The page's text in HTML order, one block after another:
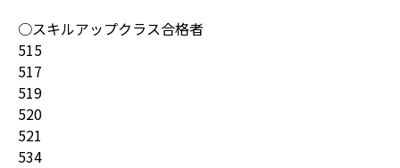
○スキルアップクラス合格者
515
517
519
520
521
534